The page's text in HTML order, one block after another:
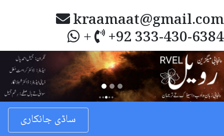
kraamaat@gmail.com
+ +92 333-430-6384
Previous
ساڈی جانکاری